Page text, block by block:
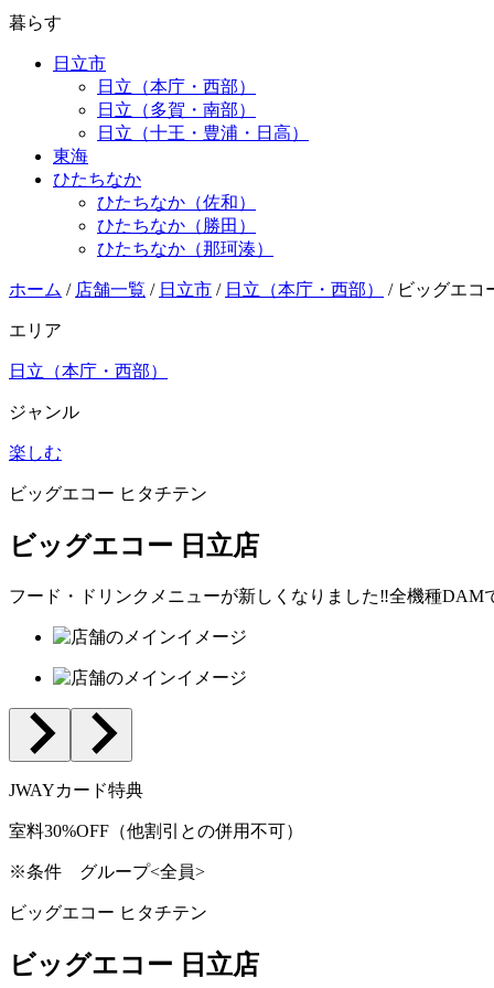
暮らす
日立市
日立（本庁・西部）
日立（多賀・南部）
日立（十王・豊浦・日高）
東海
ひたちなか
ひたちなか（佐和）
ひたちなか（勝田）
ひたちなか（那珂湊）
ホーム / 店舗一覧 / 日立市 / 日立（本庁・西部） / ビッグエコ
エリア
日立（本庁・西部）
ジャンル
楽しむ
ビッグエコー ヒタチテン
ビッグエコー 日立店
フード・ドリンクメニューが新しくなりました‼全機種DAM
JWAYカード特典
室料30%OFF（他割引との併用不可）
※条件 グループ<全員>
ビッグエコー ヒタチテン
ビッグエコー 日立店